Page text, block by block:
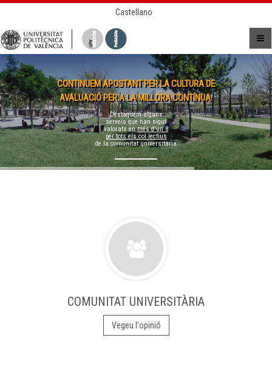
Castellano
CONTINUEM APOSTANT PER LA CULTURA DE
AVALUACIÓ PER A LA MILLORA CONTÍNUA.
Destaquem alguns
serveis que han sigut
valorats enmés d'un 8
per tots els col·lectius
de la comunitat universitària
COMUNITAT UNIVERSITÀRIA
Vegeu l'opinió